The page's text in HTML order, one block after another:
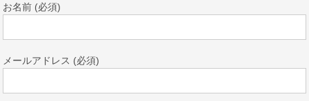
お名前 (必須)
メールアドレス (必須)